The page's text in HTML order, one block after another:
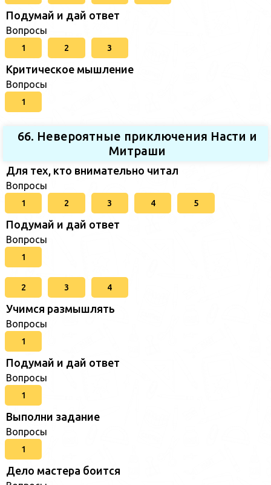
Подумай и дай ответ
Вопросы
1 2 3
Критическое мышление
Вопросы
1
66. Невероятные приключения Насти и
Митраши
Для тех, кто внимательно читал
Вопросы
1 2 3 4 5
Подумай и дай ответ
Вопросы
1
2 3 4
Учимся размышлять
Вопросы
1
Подумай и дай ответ
Вопросы
1
Выполни задание
Вопросы
1
Дело мастера боится